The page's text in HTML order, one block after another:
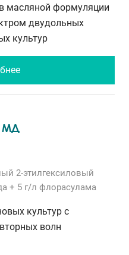
масляной формуляции
двудольных
культур
МД
2-этилгексиловый
+ 5 г/л флорасулама
культур с
волн